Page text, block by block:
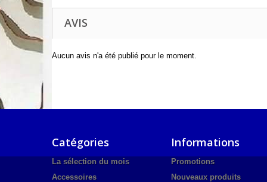
AVIS
Aucun avis n'a été publié pour le moment.
Catégories
La sélection du mois
Accessoires
Informations
Promotions
Nouveaux produits